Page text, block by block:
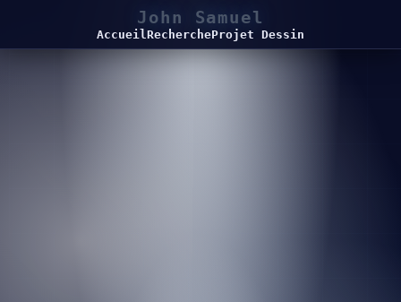
John Samuel
AccueilRechercheProjet Dessin